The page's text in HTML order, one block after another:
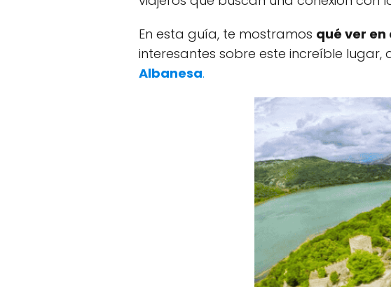
En esta guía, te mostramos qué ver
interesantes sobre este increíble
Albanesa.